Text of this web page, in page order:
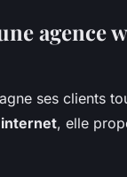
agence
ses clients
, elle